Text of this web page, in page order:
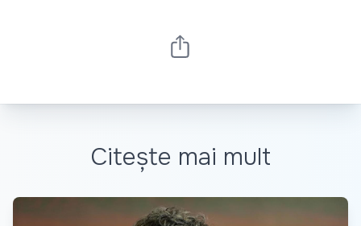
Citește mai mult